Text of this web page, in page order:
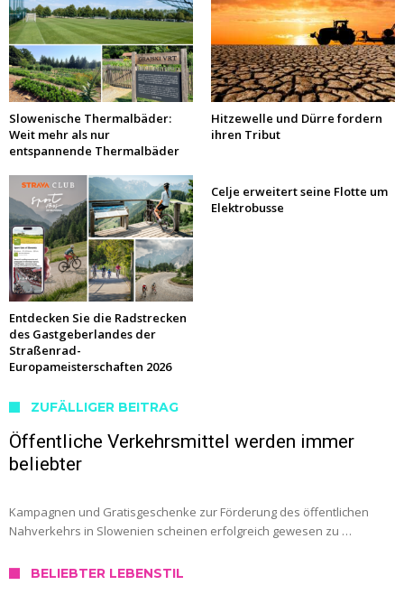
Slowenische Thermalbäder:
Weit mehr als nur
entspannende Thermalbäder
Hitzewelle und Dürre fordern
ihren Tribut
Entdecken Sie die Radstrecken
des Gastgeberlandes der
Straßenrad-
Europameisterschaften 2026
Celje erweitert seine Flotte um
Elektrobusse
ZUFÄLLIGER BEITRAG
Öffentliche Verkehrsmittel werden immer
beliebter
Kampagnen und Gratisgeschenke zur Förderung des öffentlichen
Nahverkehrs in Slowenien scheinen erfolgreich gewesen zu …
BELIEBTER LEBENSTIL